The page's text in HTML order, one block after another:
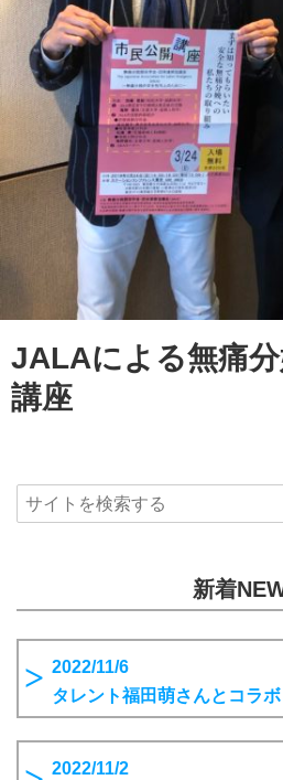
JALAによる無痛
講座
新着
2022/11/6
タレント福田萌さんとコラボ
2022/11/2